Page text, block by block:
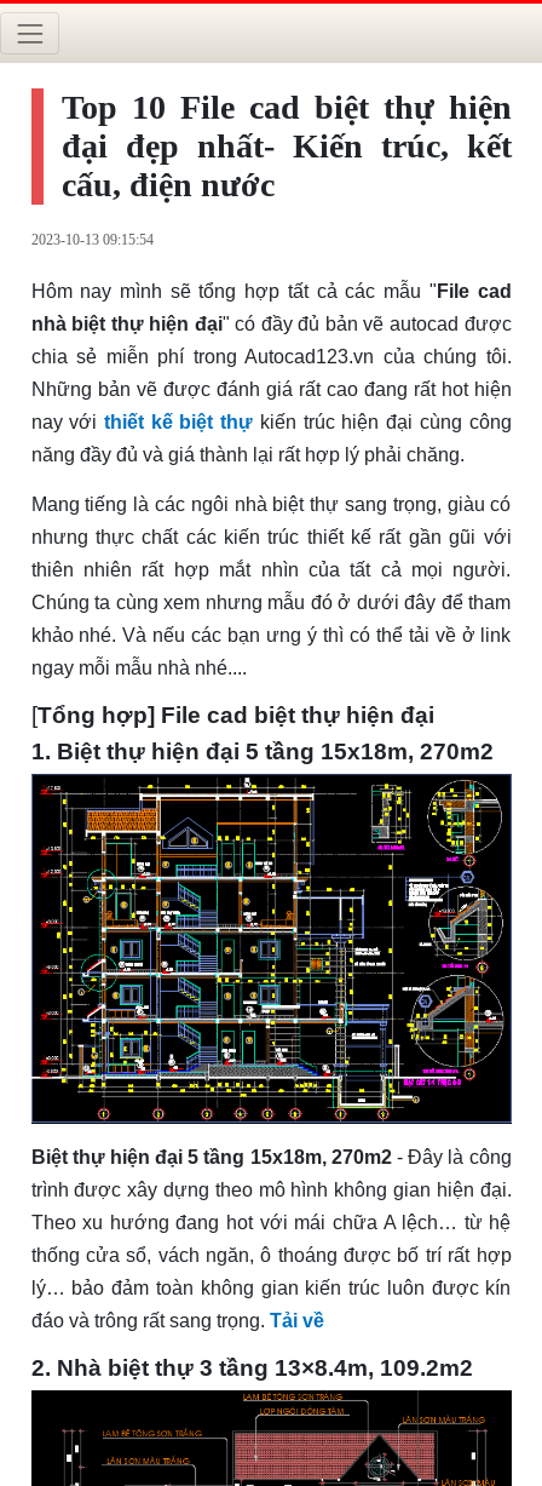
Top 10 File cad biệt thự hiện
đại đẹp nhất- Kiến trúc, kết
cấu, điện nước
2023-10-13 09:15:54
Hôm nay mình sẽ tổng hợp tất cả các mẫu " File cad
nhà biệt thự hiện đại" có đầy đủ bản vẽ autocad được
chia sẻ miễn phí trong Autocad123.vn của chúng tôi.
Những bản vẽ được đánh giá rất cao đang rất hot hiện
nay với thiết kế biệt thự kiến trúc hiện đại cùng công
năng đầy đủ và giá thành lại rất hợp lý phải chăng.
Mang tiếng là các ngôi nhà biệt thự sang trọng, giàu có
nhưng thực chất các kiến trúc thiết kế rất gần gũi với
thiên nhiên rất hợp mắt nhìn của tất cả mọi người.
Chúng ta cùng xem nhưng mẫu đó ở dưới đây để tham
khảo nhé. Và nếu các bạn ưng ý thì có thể tải về ở link
ngay mỗi mẫu nhà nhé....
[Tổng hợp] File cad biệt thự hiện đại
1. Biệt thự hiện đại 5 tầng 15x18m, 270m2
Biệt thự hiện đại 5 tầng 15x18m, 270m2- Đây là công
trình được xây dựng theo mô hình không gian hiện đại.
Theo xu hướng đang hot với mái chữa A lệch… từ hệ
thống cửa sổ, vách ngăn, ô thoáng được bố trí rất hợp
lý… bảo đảm toàn không gian kiến trúc luôn được kín
đáo và trông rất sang trọng. Tải về
2. Nhà biệt thự 3 tầng 13×8.4m, 109.2m2